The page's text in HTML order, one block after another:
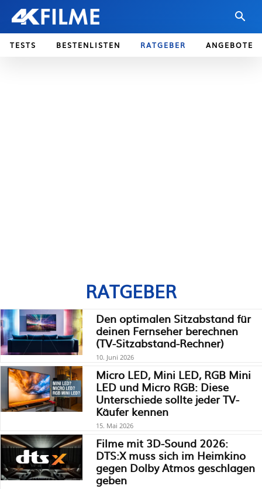
TESTS BESTENLISTEN RATGEBER ANGEBOTE
RATGEBER
Den optimalen Sitzabstand für
deinen Fernseher berechnen
(TV-Sitzabstand-Rechner)
10. Juni 2026
Micro LED, Mini LED, RGB Mini
LED und Micro RGB: Diese
Unterschiede sollte jeder TV-
Käufer kennen
15. Mai 2026
Filme mit 3D-Sound 2026:
DTS:X muss sich im Heimkino
gegen Dolby Atmos geschlagen
geben